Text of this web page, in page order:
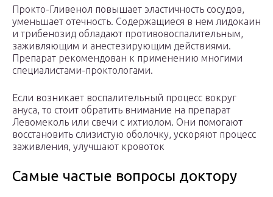
Прокто-Гливенол повышает эластичность сосудов,
уменьшает отечность. Содержащиеся в нем лидокаин
и трибенозид обладают противовоспалительным,
заживляющим и анестезирующим действиями.
Препарат рекомендован к применению многими
специалистами-проктологами.
Если возникает воспалительный процесс вокруг
ануса, то стоит обратить внимание на препарат
Левомеколь или свечи с ихтиолом. Они помогают
восстановить слизистую оболочку, ускоряют процесс
заживления, улучшают кровоток
Самые частые вопросы доктору